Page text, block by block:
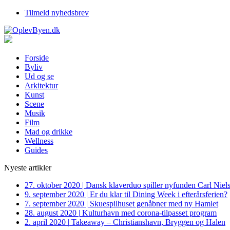
Tilmeld nyhedsbrev
Forside
Byliv
Ud og se
Arkitektur
Kunst
Scene
Musik
Film
Mad og drikke
Wellness
Guides
Nyeste artikler
27. oktober 2020 | Dansk klaverduo spiller nyfunden Carl
9. september 2020 | Er du klar til Dining Week i efterårsferien?
7. september 2020 | Skuespilhuset genåbner med ny Hamlet
28. august 2020 | Kulturhavn med corona-tilpasset program
2. april 2020 | Takeaway – Christianshavn, Bryggen og Halen